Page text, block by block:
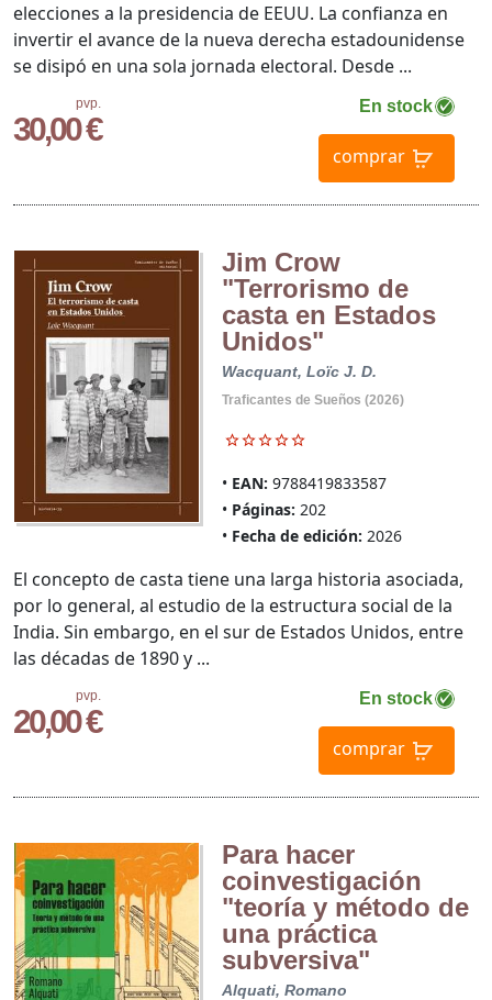
pvp.
30,00 €
En stock
comprar
elecciones a la presidencia de EEUU. La confianza en
invertir el avance de la nueva derecha estadounidense
se disipó en una sola jornada electoral. Desde ...
Jim Crow
"Terrorismo de
casta en Estados
Unidos"
Wacquant, Loïc J. D.
Traficantes de Sueños (2026)
EAN: 9788419833587
Páginas: 202
Fecha de edición: 2026
pvp.
20,00 €
En stock
comprar
El concepto de casta tiene una larga historia asociada,
por lo general, al estudio de la estructura social de la
India. Sin embargo, en el sur de Estados Unidos, entre
las décadas de 1890 y ...
Para hacer
coinvestigación
"teoría y método de
una práctica
subversiva"
Alquati, Romano